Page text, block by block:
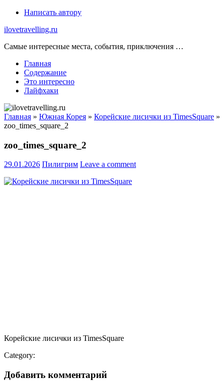
Skip
content
Написать автору
ilovetravelling.ru
Самые интересные места, события, приключения …
Главная
Содержание
Это интересно
Лайфхаки
Главная » Южная Корея » Корейские лисички из TimesSquare »
zoo_times_square_2
zoo_times_square_2
29.01.2026 Пилигрим Leave a comment
Корейские лисички из TimesSquare
Category:
Добавить комментарий